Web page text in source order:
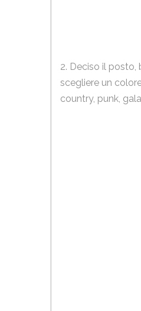
2. Deciso il
scegliere un
country, punk,